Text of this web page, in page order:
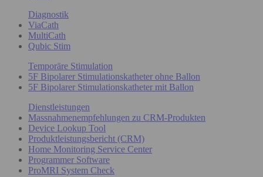
Diagnostik
ViaCath
MultiCath
Qubic Stim
Temporäre Stimulation
5F Bipolarer Stimulationskatheter ohne Ballon
5F Bipolarer Stimulationskatheter mit Ballon
Dienstleistungen
Massnahmenempfehlungen zu CRM-Produkten
Device Lookup Tool
Produktleistungsbericht (CRM)
Home Monitoring Service Center
Programmer Software
ProMRI System Check